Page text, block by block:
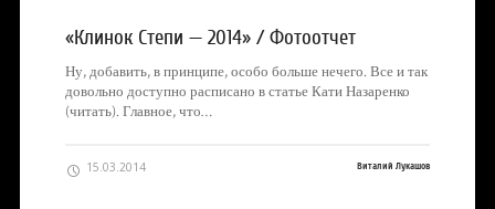
«Клинок Степи — 2014» / Фотоотчет
Ну, добавить, в принципе, особо больше нечего. Все и так
довольно доступно расписано в статье Кати Назаренко
(читать). Главное, что…
15.03.2014 Виталий Лукашов